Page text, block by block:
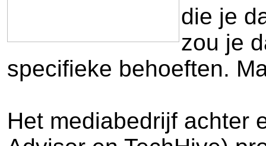
die je
zou je
specifieke behoeften.
Het mediabedrijf achter